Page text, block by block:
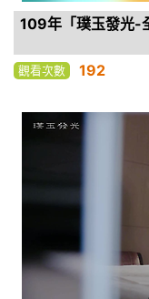
109年「璞玉發光-
觀看次數 192